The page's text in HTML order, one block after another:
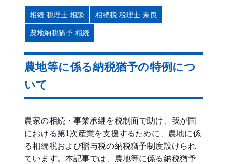
相続 税理士 相談 相続税 税理士 奈良
農地納税猶予 相続
農地等に係る納税猶予の特例につ
いて
農家の相続・事業承継を税制面で助け、我が国
における第1次産業を支援するために、農地に係
る相続税および贈与税の納税猶予制度設けられ
ています。本記事では、農地等に係る納税猶予